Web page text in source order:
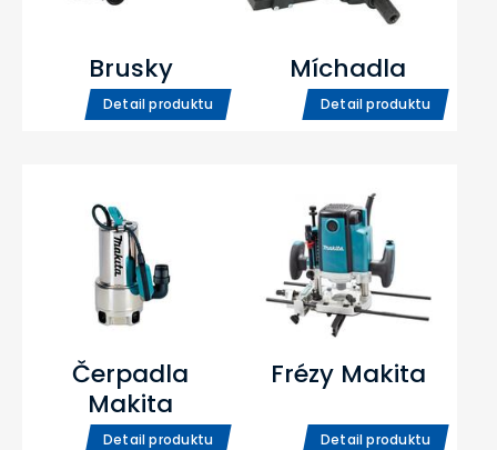
Brusky
Detail produktu
Míchadla
Detail produktu
Čerpadla
Makita
Detail produktu
Frézy Makita
Detail produktu